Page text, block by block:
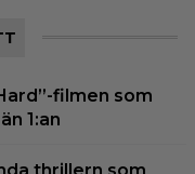
filmen som
1:an